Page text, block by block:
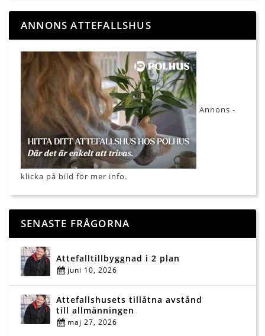
ANNONS ATTEFALLSHUS
Annons -
klicka på bild för mer info.
SENASTE FRÅGORNA
Attefalltillbyggnad i 2 plan
juni 10, 2026
Attefallshusets tillåtna avstånd
till allmänningen
maj 27, 2026